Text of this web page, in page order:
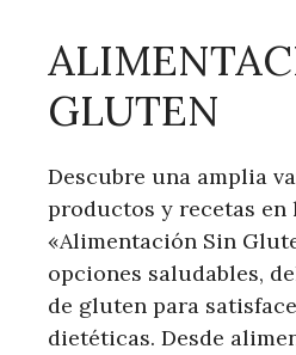
GLUTEN
Descubre una amplia
productos y recetas en
«Alimentación Sin
opciones saludables,
de gluten para
dietéticas. Desde